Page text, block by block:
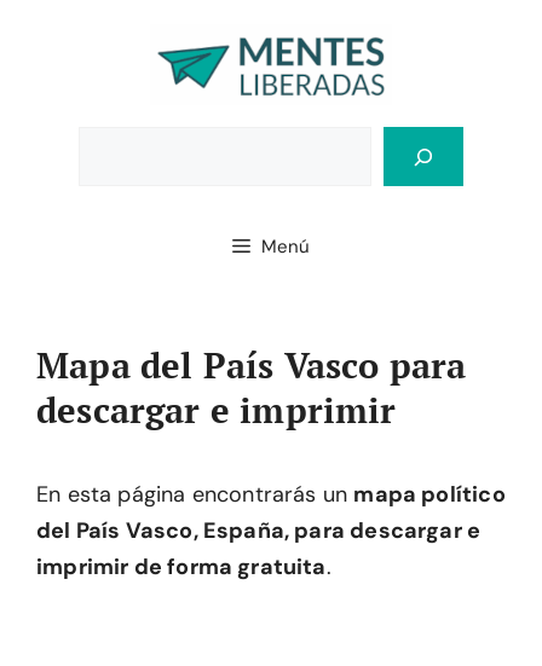
Menú
Mapa del País Vasco para
descargar e imprimir
En esta página encontrarás un mapa político
del País Vasco, España, para descargar e
imprimir de forma gratuita.